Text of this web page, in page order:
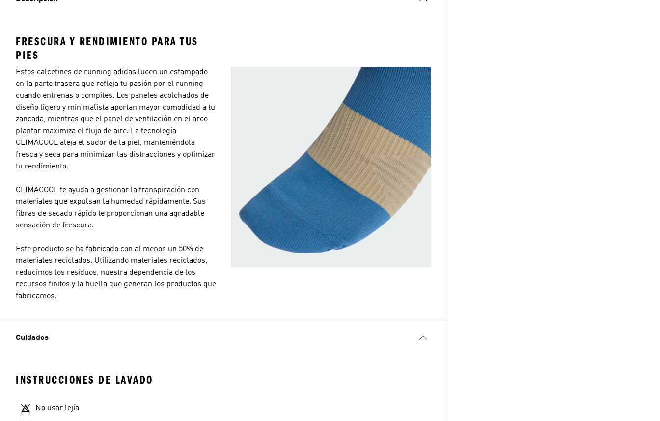
FRESCURA Y RENDIMIENTO PARA TUS
PIES
Estos calcetines de running adidas lucen un estampado
en la parte trasera que refleja tu pasión por el running
cuando entrenas o compites. Los paneles acolchados de
diseño ligero y minimalista aportan mayor comodidad a tu
zancada, mientras que el panel de ventilación en el arco
plantar maximiza el flujo de aire. La tecnología
CLIMACOOL aleja el sudor de la piel, manteniéndola
fresca y seca para minimizar las distracciones y optimizar
tu rendimiento.
CLIMACOOL te ayuda a gestionar la transpiración con
materiales que expulsan la humedad rápidamente. Sus
fibras de secado rápido te proporcionan una agradable
sensación de frescura.
Este producto se ha fabricado con al menos un 50% de
materiales reciclados. Utilizando materiales reciclados,
reducimos los residuos, nuestra dependencia de los
recursos finitos y la huella que generan los productos que
fabricamos.
Cuidados
INSTRUCCIONES DE LAVADO
No usar lejía